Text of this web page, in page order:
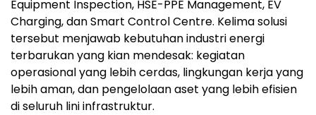
Equipment Inspection, HSE-PPE Management, EV
Charging, dan Smart Control Centre. Kelima solusi
tersebut menjawab kebutuhan industri energi
terbarukan yang kian mendesak: kegiatan
operasional yang lebih cerdas, lingkungan kerja yang
lebih aman, dan pengelolaan aset yang lebih efisien
di seluruh lini infrastruktur.